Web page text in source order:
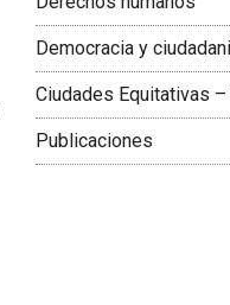
Democracia y
Ciudades Equitativas
Publicaciones